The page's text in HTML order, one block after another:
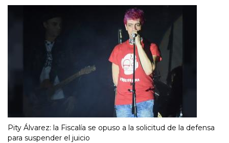
Pity Álvarez: la Fiscalía se opuso a la solicitud de la defensa
para suspender el juicio